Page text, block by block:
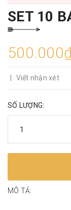
SET 10
Viết nhận xét
SỐ LƯỢNG:
MÔ TẢ: